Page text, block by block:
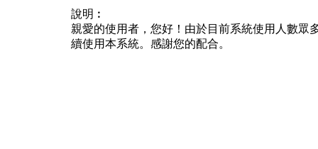
說明︰
親愛的使用者，您好！由於目前系統使用人數眾
續使用本系統。感謝您的配合。